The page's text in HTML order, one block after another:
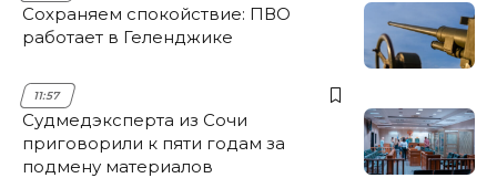
Сохраняем спокойствие: ПВО
работает в Геленджике
11:57
Судмедэксперта из Сочи
приговорили к пяти годам за
подмену материалов